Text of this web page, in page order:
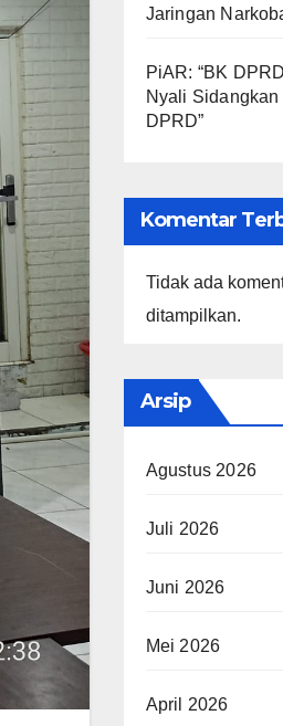
Jaringan
PiAR: “BK
Nyali
DPRD”
Komentar
Tidak ada
ditampilkan.
Arsip
Agustus 2026
Juli 2026
Juni 2026
Mei 2026
April 2026